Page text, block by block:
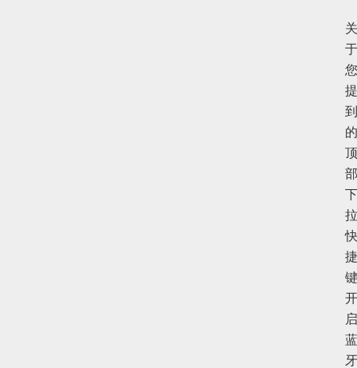
关
于
您
提
到
的
顶
部
下
拉
快
捷
键
开
启
蓝
牙